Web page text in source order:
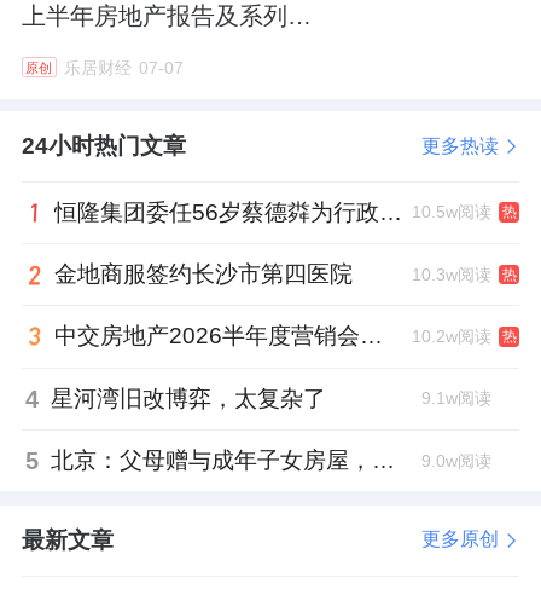
上半年房地产报告及系列榜
单
原创 乐居财经 07-07
24小时热门文章 更多热读
恒隆集团委任56岁蔡德粦为行政总裁、年薪2052万港元，曾任星巴克中国CEO 10.5w阅读 热
金地商服签约长沙市第四医院 10.3w阅读 热
中交房地产2026半年度营销会，绿城祝军现身了 10.2w阅读 热
4 星河湾旧改博弈，太复杂了 9.1w阅读
5 北京：父母赠与成年子女房屋，不再核验子女的购房资格 9.0w阅读
最新文章 更多原创